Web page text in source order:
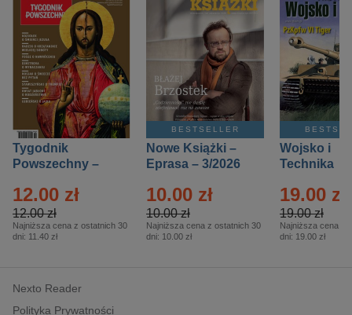
Tygodnik
Powszechny –
12.00 zł
12.00 zł
Najniższa cena z ostatnich 30
dni: 11.40 zł
BESTSELLER
Nowe Książki –
Eprasa – 3/2026
10.00 zł
10.00 zł
Najniższa cena z ostatnich 30
dni: 10.00 zł
Wojsko i
Technika
– 2/2026
19.00 zł
19.00 zł
Najniższa cena z
dni: 19.00 zł
Nexto Reader
Polityka Prywatności